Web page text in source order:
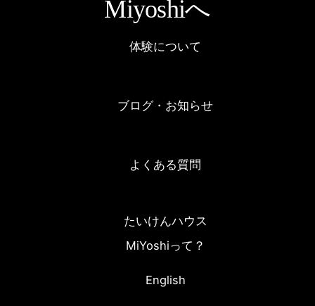
Miyoshiへ
体験について
ブログ・お知らせ
よくある質問
たいけんハウス
MiYoshiって？
English